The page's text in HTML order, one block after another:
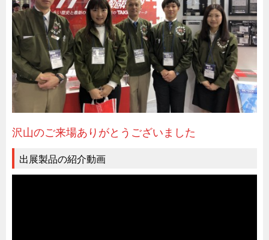
農業関連
半導体製造装置関連
共同溝・無電柱化関連
サーバーラック・エンクロジャー
特装車・バス・トラック関連
フリーザー・フードマシナリー関連
自動販売機・自動改札機関連
鉄道車両・駅舎関連
CATEGORY 連載
沢山のご来場ありがとうございました
出展製品の紹介動画